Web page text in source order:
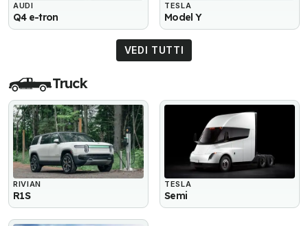
AUDI
Q4 e-tron
TESLA
Model Y
VEDI TUTTI
Truck
RIVIAN
R1S
TESLA
Semi